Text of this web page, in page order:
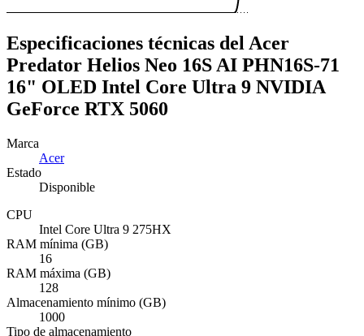
Especificaciones técnicas del Acer
Predator Helios Neo 16S AI PHN16S-71
16" OLED Intel Core Ultra 9 NVIDIA
GeForce RTX 5060
Marca
Acer
Estado
Disponible
CPU
Intel Core Ultra 9 275HX
RAM mínima (GB)
16
RAM máxima (GB)
128
Almacenamiento mínimo (GB)
1000
Tipo de almacenamiento